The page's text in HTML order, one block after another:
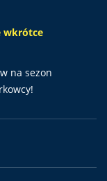
wkrótce
na sezon